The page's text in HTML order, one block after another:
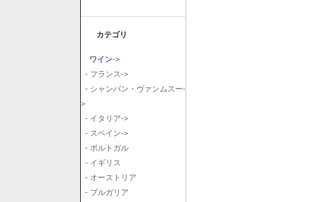
カテゴリ
ワイン->
- フランス->
- シャンパン・ヴァンムスー-
>
- イタリア->
- スペイン->
- ポルトガル
- イギリス
- オーストリア
- ブルガリア